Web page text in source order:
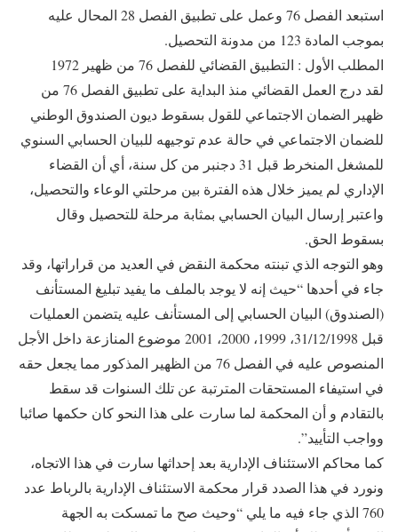
استبعد الفصل 76 وعمل على تطبيق الفصل 28 المحال عليه
بموجب المادة 123 من مدونة التحصيل.
المطلب الأول : التطبيق القضائي للفصل 76 من ظهير 1972
لقد درج العمل القضائي منذ البداية على تطبيق الفصل 76 من
ظهير الضمان الاجتماعي للقول بسقوط ديون الصندوق الوطني
للضمان الاجتماعي في حالة عدم توجيهه للبيان الحسابي السنوي
للمشغل المنخرط قبل 31 دجنبر من كل سنة، أي أن القضاء
الإداري لم يميز خلال هذه الفترة بين مرحلتي الوعاء والتحصيل،
واعتبر إرسال البيان الحسابي بمثابة مرحلة للتحصيل وقال
بسقوط الحق.
وهو التوجه الذي تبنته محكمة النقض في العديد من قراراتها، وقد
جاء في أحدها “حيث إنه لا يوجد بالملف ما يفيد تبليغ المستأنف
(الصندوق) البيان الحسابي إلى المستأنف عليه يتضمن العمليات
قبل 31/12/1998، 1999، 2000، 2001 موضوع المنازعة داخل الأجل
المنصوص عليه في الفصل 76 من الظهير المذكور مما يجعل حقه
في استيفاء المستحقات المترتبة عن تلك السنوات قد سقط
بالتقادم و أن المحكمة لما سارت على هذا النحو كان حكمها صائبا
وواجب التأييد”.
كما محاكم الاستئناف الإدارية بعد إحداثها سارت في هذا الاتجاه،
ونورد في هذا الصدد قرار محكمة الاستئناف الإدارية بالرباط عدد
760 الذي جاء فيه ما يلي “وحيث صح ما تمسكت به الجهة